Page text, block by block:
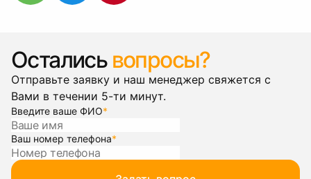
Остались вопросы?
Отправьте заявку и наш менеджер свяжется с
Вами в течении 5-ти минут.
Введите ваше ФИО*
Ваш номер телефона*